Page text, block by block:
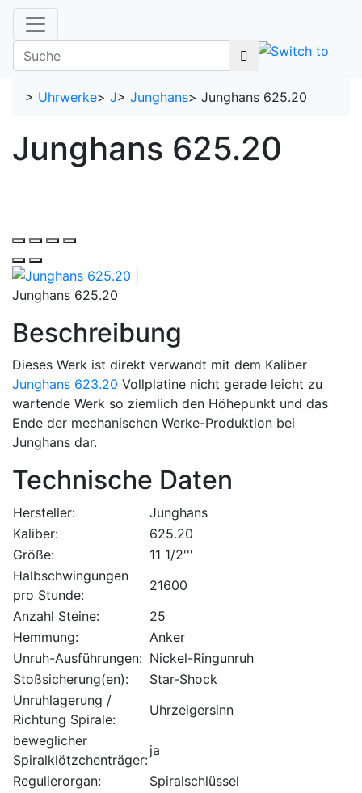
> Uhrwerke> J> Junghans> Junghans 625.20
Junghans 625.20
Junghans 625.20
Beschreibung
Dieses Werk ist direkt verwandt mit dem Kaliber
Junghans 623.20 Vollplatine nicht gerade leicht zu
wartende Werk so ziemlich den Höhepunkt und das
Ende der mechanischen Werke-Produktion bei
Junghans dar.
Technische Daten
Hersteller:
Junghans
Kaliber:
625.20
Größe:
11 1/2'''
Halbschwingungen
pro Stunde:
21600
Anzahl Steine:
25
Hemmung:
Anker
Unruh-Ausführungen: Nickel-Ringunruh
Stoßsicherung(en):
Star-Shock
Unruhlagerung /
Richtung Spirale:
Uhrzeigersinn
beweglicher
Spiralklötzchenträger:
ja
Regulierorgan:
Spiralschlüssel